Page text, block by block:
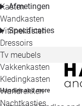
Kasten
Wandkasten
Vitrinekasten
Dressoirs
Tv meubels
Vakkenkasten
Kledingkasten
Wandrekken
Nachtkastjes
Afmetingen
Specificaties
Handles and more